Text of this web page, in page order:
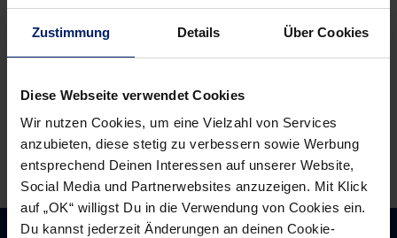
Zustimmung Details Über Cookies
Diese Webseite verwendet Cookies
Wir nutzen Cookies, um eine Vielzahl von Services
anzubieten, diese stetig zu verbessern sowie Werbung
entsprechend Deinen Interessen auf unserer Website,
Social Media und Partnerwebsites anzuzeigen. Mit Klick
auf „OK“ willigst Du in die Verwendung von Cookies ein.
Du kannst jederzeit Änderungen an deinen Cookie-